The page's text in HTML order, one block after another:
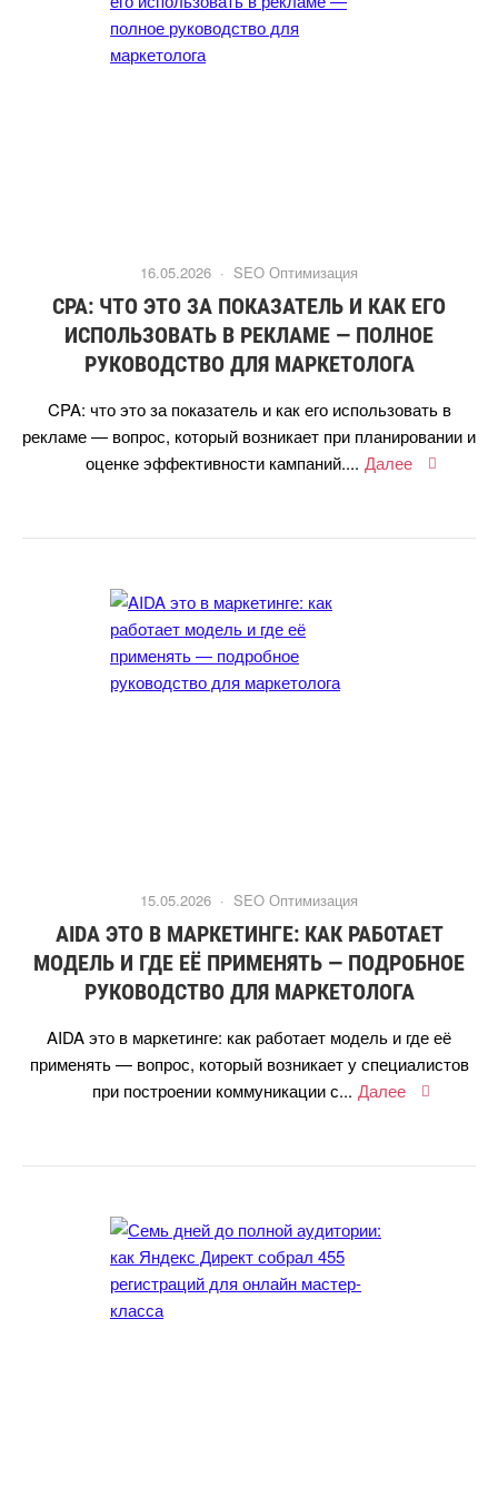
16.05.2026 · SEO Оптимизация
CPA: ЧТО ЭТО ЗА ПОКАЗАТЕЛЬ И КАК ЕГО
ИСПОЛЬЗОВАТЬ В РЕКЛАМЕ — ПОЛНОЕ
РУКОВОДСТВО ДЛЯ МАРКЕТОЛОГА
CPA: что это за показатель и как его использовать
рекламе — вопрос, который возникает при планировании и
оценке эффективности кампаний.... Далее
15.05.2026 · SEO Оптимизация
AIDA ЭТО В МАРКЕТИНГЕ: КАК РАБОТАЕТ
МОДЕЛЬ И ГДЕ ЕЁ ПРИМЕНЯТЬ — ПОДРОБНОЕ
РУКОВОДСТВО ДЛЯ МАРКЕТОЛОГА
AIDA это в маркетинге: как работает модель и где её
применять — вопрос, который возникает у специалисто
при построении коммуникации с... Далее